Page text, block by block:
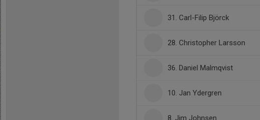
31. Carl-Filip Björck
28. Christopher Larsson
36. Daniel Malmqvist
10. Jan Ydergren
8. Jim Johnsen